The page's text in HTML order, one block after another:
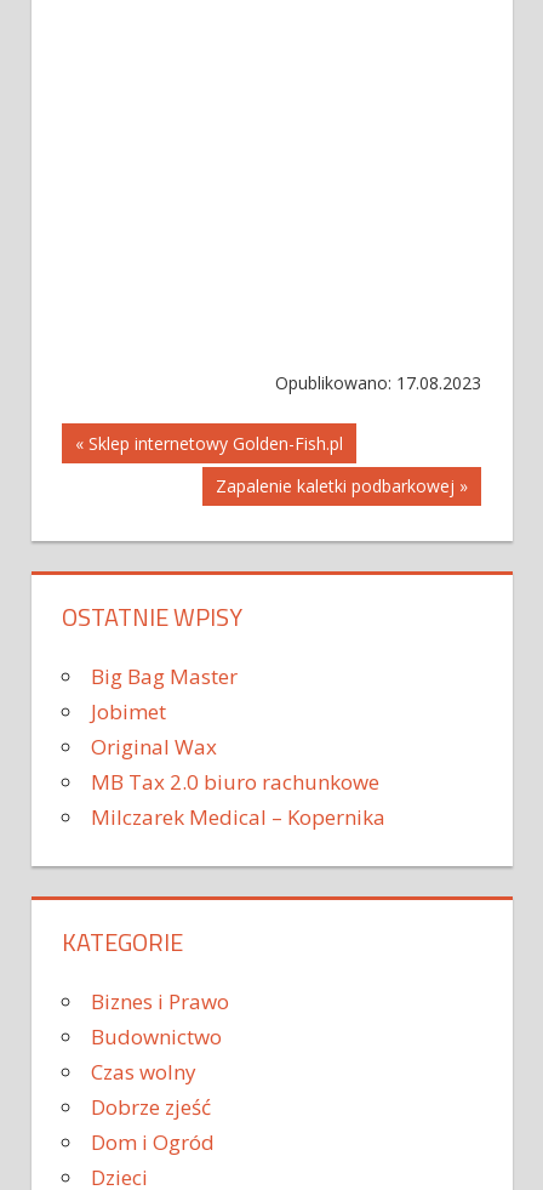
Opublikowano: 17.08.2023
Nawigacja
« Sklep internetowy Golden-Fish.pl
Zapalenie kaletki podbarkowej »
OSTATNIE WPISY
Big Bag Master
Jobimet
Original Wax
MB Tax 2.0 biuro rachunkowe
Milczarek Medical – Kopernika
KATEGORIE
Biznes i Prawo
Budownictwo
Czas wolny
Dobrze zjeść
Dom i Ogród
Dzieci